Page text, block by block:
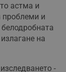
астма и
проблеми и
на
-